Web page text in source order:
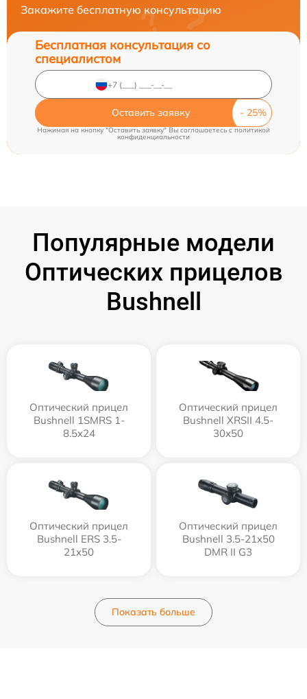
Закажите бесплатную консультацию
Бесплатная консультация со
специалистом
Оставить заявку
Нажимая на кнопку "Оставить заявку" Вы соглашаетесь c политикой
конфиденциальности
Популярные модели
Оптических прицелов
Bushnell
Оптический прицел
Bushnell 1SMRS 1-
8.5x24
Оптический прицел
Bushnell XRSII 4.5-
30x50
Оптический прицел
Bushnell ERS 3.5-
21x50
Оптический прицел
Bushnell 3.5-21x50
DMR II G3
Показать больше